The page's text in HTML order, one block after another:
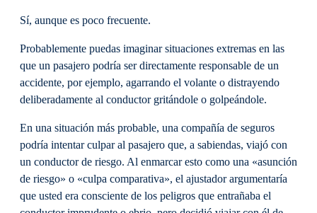
Sí, aunque es poco frecuente.
Probablemente puedas imaginar situaciones extremas en las
que un pasajero podría ser directamente responsable de un
accidente, por ejemplo, agarrando el volante o distrayendo
deliberadamente al conductor gritándole o golpeándole.
En una situación más probable, una compañía de seguros
podría intentar culpar al pasajero que, a sabiendas, viajó con
un conductor de riesgo. Al enmarcar esto como una «asunción
de riesgo» o «culpa comparativa», el ajustador argumentaría
que usted era consciente de los peligros que entrañaba el